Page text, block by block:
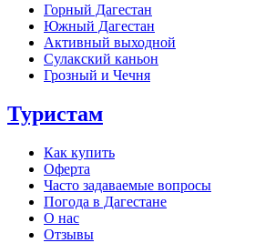
Горный Дагестан
Южный Дагестан
Активный выходной
Сулакский каньон
Грозный и Чечня
Туристам
Как купить
Оферта
Часто задаваемые вопросы
Погода в Дагестане
О нас
Отзывы